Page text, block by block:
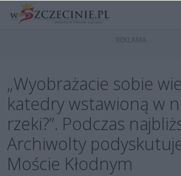
„Wyobrażacie sobie
katedry wstawioną w
rzeki?”. Podczas
Archiwolty
Moście Kłodnym